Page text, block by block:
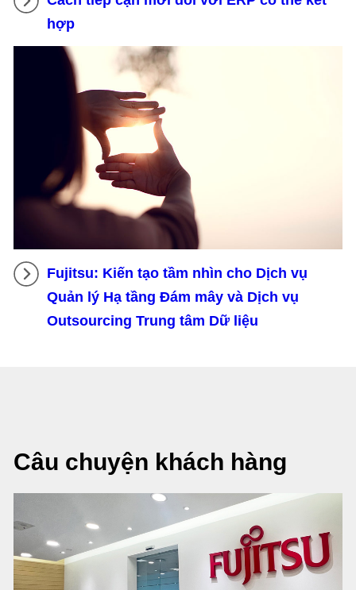
hợp
Fujitsu: Kiến tạo tầm nhìn cho Dịch vụ
Quản lý Hạ tầng Đám mây và Dịch vụ
Outsourcing Trung tâm Dữ liệu
Câu chuyện khách hàng